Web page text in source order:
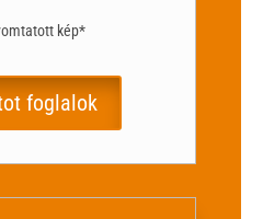
kép*
foglalok